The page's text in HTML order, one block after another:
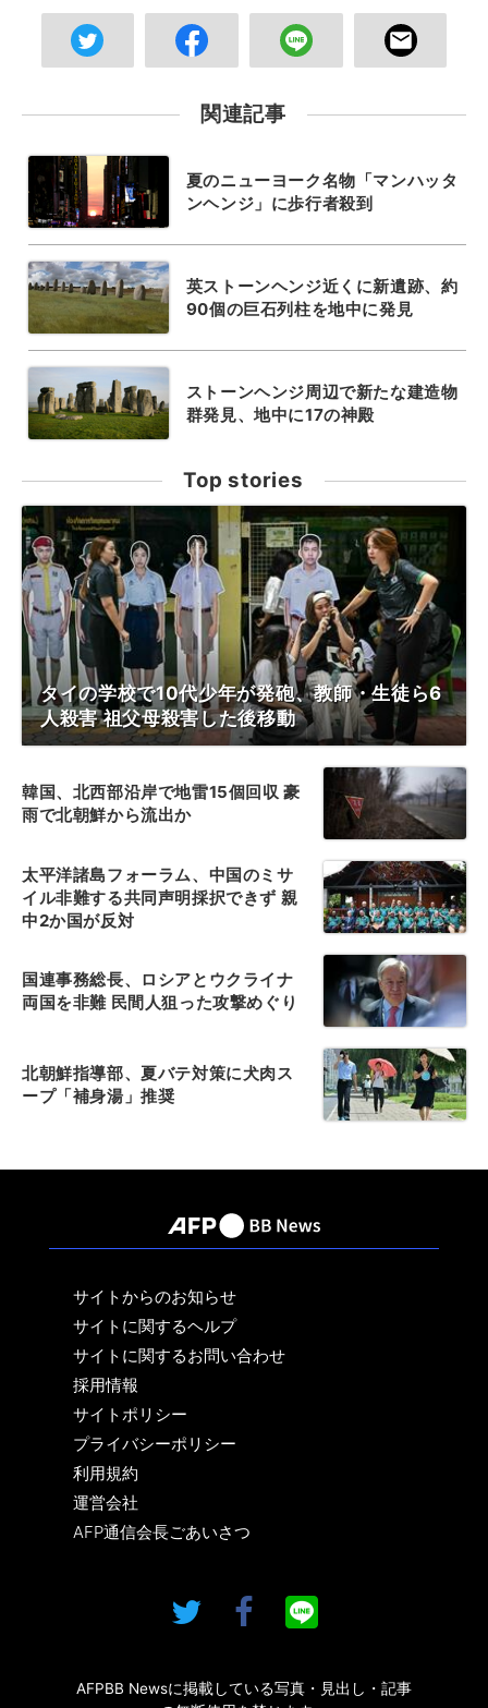
関連記事
夏のニューヨーク名物「マンハッタ
ンヘンジ」に歩行者殺到
英ストーンヘンジ近くに新遺跡、約
90個の巨石列柱を地中に発見
ストーンヘンジ周辺で新たな建造物
群発見、地中に17の神殿
Top stories
タイの学校で10代少年が発砲、教師・生徒ら6
人殺害 祖父母殺害した後移動
韓国、北西部沿岸で地雷15個回収 豪
雨で北朝鮮から流出か
太平洋諸島フォーラム、中国のミサ
イル非難する共同声明採択できず 親
中2か国が反対
国連事務総長、ロシアとウクライナ
両国を非難 民間人狙った攻撃めぐり
北朝鮮指導部、夏バテ対策に犬肉ス
ープ「補身湯」推奨
サイトからのお知らせ
サイトに関するヘルプ
サイトに関するお問い合わせ
採用情報
サイトポリシー
プライバシーポリシー
利用規約
運営会社
AFP通信会長ごあいさつ
AFPBB Newsに掲載している写真・見出し・記事